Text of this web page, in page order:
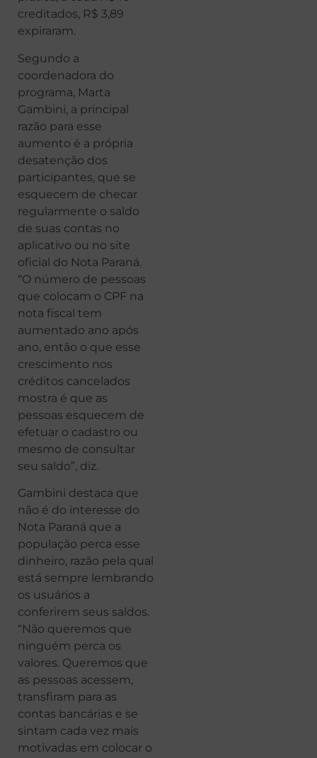
creditados, R$ 3,89
expiraram.
Segundo a
coordenadora do
programa, Marta
Gambini, a principal
razão para esse
aumento é a própria
desatenção dos
participantes, que se
esquecem de checar
regularmente o saldo
de suas contas no
aplicativo ou no site
oficial do Nota Paraná.
“O número de pessoas
que colocam o CPF na
nota fiscal tem
aumentado ano após
ano, então o que esse
crescimento nos
créditos cancelados
mostra é que as
pessoas esquecem de
efetuar o cadastro ou
mesmo de consultar
seu saldo”, diz.
Gambini destaca que
não é do interesse do
Nota Paraná que a
população perca esse
dinheiro, razão pela qual
está sempre lembrando
os usuários a
conferirem seus saldos.
“Não queremos que
ninguém perca os
valores. Queremos que
as pessoas acessem,
transfiram para as
contas bancárias e se
sintam cada vez mais
motivadas em colocar o